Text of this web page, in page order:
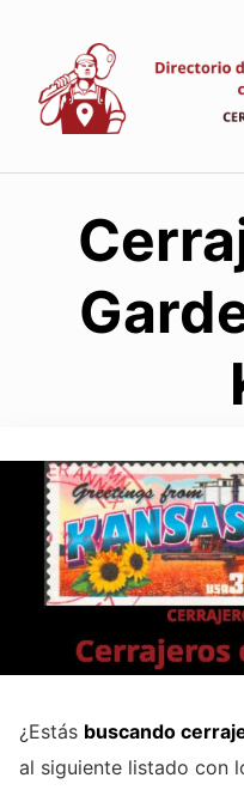
contenido
¿Estás buscando
al siguiente listado con